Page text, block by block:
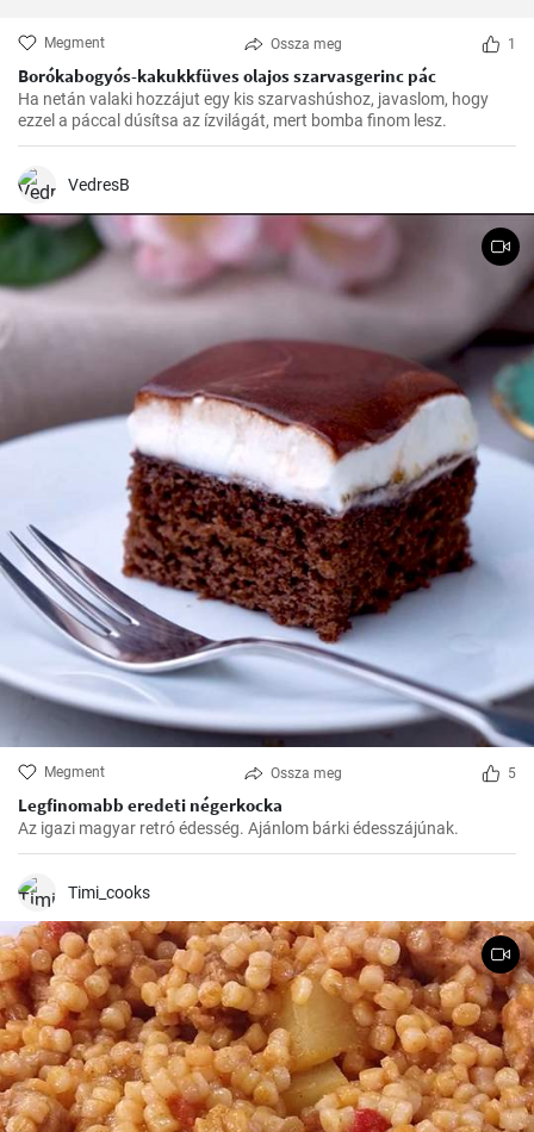
Megment Ossza meg 1
Borókabogyós-kakukkfüves olajos szarvasgerinc pác
Ha netán valaki hozzájut egy kis szarvashúshoz, javaslom, hogy
ezzel a páccal dúsítsa az ízvilágát, mert bomba finom lesz.
VedresB
Megment Ossza meg 5
Legfinomabb eredeti négerkocka
Az igazi magyar retró édesség. Ajánlom bárki édesszájúnak.
Timi_cooks